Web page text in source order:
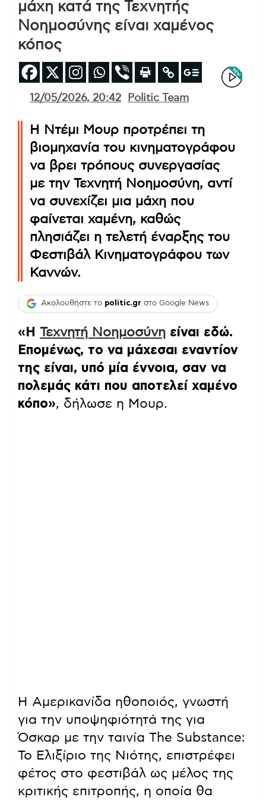
μάχη κατά της Τεχνητής
Νοημοσύνης είναι χαμένος
κόπος
12/05/2026, 20:42 Politic Team
Η Ντέμι Μουρ προτρέπει τη
βιομηχανία του κινηματογράφου
να βρει τρόπους συνεργασίας
με την Τεχνητή Νοημοσύνη, αντί
να συνεχίζει μια μάχη που
φαίνεται χαμένη, καθώς
πλησιάζει η τελετή έναρξης του
Φεστιβάλ Κινηματογράφου των
Καννών.
Ακολουθήστε το politic.gr στο Google News
«Η Τεχνητή Νοημοσύνη είναι εδώ.
Επομένως, το να μάχεσαι εναντίον
της είναι, υπό μία έννοια, σαν να
πολεμάς κάτι που αποτελεί χαμένο
κόπο», δήλωσε η Μουρ.
Η Αμερικανίδα ηθοποιός, γνωστή
για την υποψηφιότητά της για
Όσκαρ με την ταινία The Substance:
Το Ελιξίριο της Νιότης, επιστρέφει
φέτος στο φεστιβάλ ως μέλος της
κριτικής επιτροπής, η οποία θα